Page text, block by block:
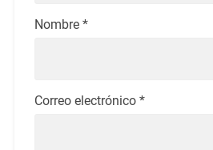
Nombre *
Correo electrónico *